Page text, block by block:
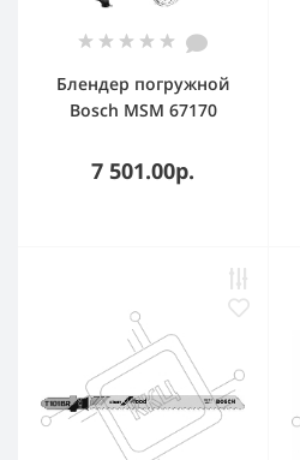
Блендер погружной
Bosch MSM 67170
плавная регулировка,
7 501.00р.